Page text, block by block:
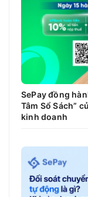
SePay đồng
Tâm Sổ Sách”
kinh doanh